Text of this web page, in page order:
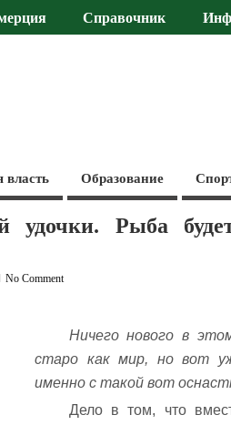
Справочник
власть Образование
удочки. Рыба
No Comment
Ничего нового в
старо как мир, но вот
именно с такой вот
Дело в том, что